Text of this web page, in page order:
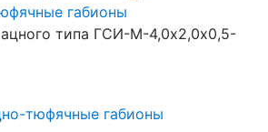
габионы
типа ГCИ-М-4,0х2,0х0,5-
тюфячные габионы